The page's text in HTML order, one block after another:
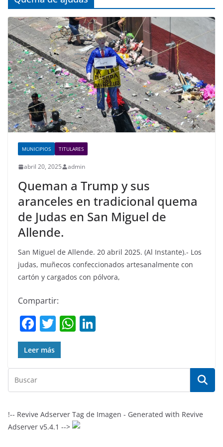
MUNICIPIOS TITULARES
abril 20, 2025 admin
Queman a Trump y sus
aranceles en tradicional quema
de Judas en San Miguel de
Allende.
San Miguel de Allende. 20 abril 2025. (Al Instante).- Los
judas, muñecos confeccionados artesanalmente con
cartón y cargados con pólvora,
Compartir:
F
a
c
e
b
o
k
T
w
itt
er
W
s
A
p
e
dI
Leer más
!-- Revive Adserver Tag de Imagen - Generated with Revive
Adserver v5.4.1 -->